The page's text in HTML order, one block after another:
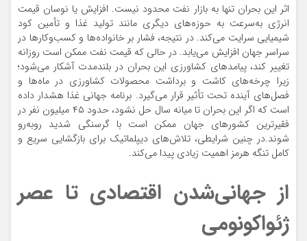
اثر این بحران تنها به بازار نفت محدود نیست. افزایش یا نوسان قیمت
انرژی به‌سرعت به حوزه‌های دیگری مانند تولید غذا و تأمین کود
شیمیایی سرایت می‌کند. در نتیجه، فشار بر خانواده‌ها و کسب‌وکارها در
سراسر جهان افزایش می‌یابد. در حالی که قیمت نفت ممکن است روزانه
تغییر کند، پیامدهای کشاورزی این بحران در بلندمدت آشکار می‌شود؛
زیرا چرخه‌های کاشت و برداشت محصولات کشاورزی در ماه‌ها و
فصل‌های آینده تحت تأثیر قرار می‌گیرد. برنامه جهانی غذا هشدار داده
است که اگر این بحران تا میانه سال حل نشود، حدود ۴۵ میلیون نفر در
فقیرترین کشورهای جهان ممکن است با گرسنگی شدید روبه‌رو
شوند.در چنین شرایطی، تلاش‌های دیپلماتیک برای بازگشایی سریع و
کامل تنگه هرمز اهمیت زیادی پیدا می‌کند.
از جهانی‌شدن اقتصادی تا عصر
ژئواکونومی